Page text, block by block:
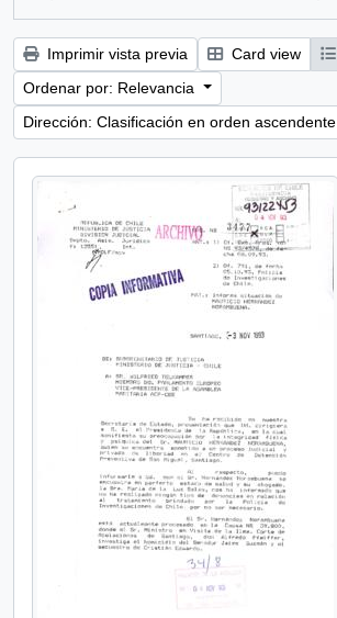
Imprimir vista previa Card view
Ordenar por: Relevancia
Dirección: Clasificación en orden ascendente